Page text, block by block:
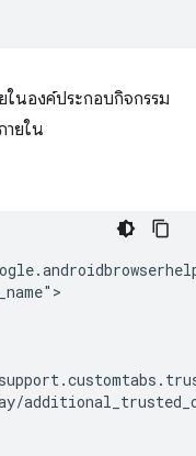
ในองค์ประกอบกิจกรรม
ายใน